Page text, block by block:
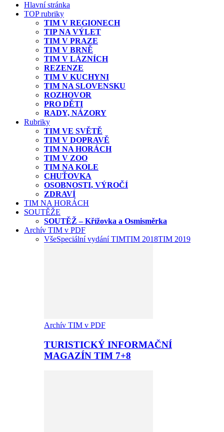
Hlavní stránka
TOP rubriky
TIM V REGIONECH
TIP NA VÝLET
TIM V PRAZE
TIM V BRNĚ
TIM V LÁZNÍCH
REZENZE
TIM V KUCHYNI
TIM NA SLOVENSKU
ROZHOVOR
PRO DĚTI
RADY, NÁZORY
Rubriky
TIM VE SVĚTĚ
TIM V DOPRAVĚ
TIM NA HORÁCH
TIM V ZOO
TIM NA KOLE
CHUŤOVKA
OSOBNOSTI, VÝROČÍ
ZDRAVÍ
TIM NA HORÁCH
SOUTĚŽE
SOUTĚŽ – Křížovka a Osmisměrka
Archív TIM v PDF
VšeSpeciální vydání TIMTIM 2018TIM 2019
Archív TIM v PDF
TURISTICKÝ INFORMAČNÍ
MAGAZÍN TIM 7+8